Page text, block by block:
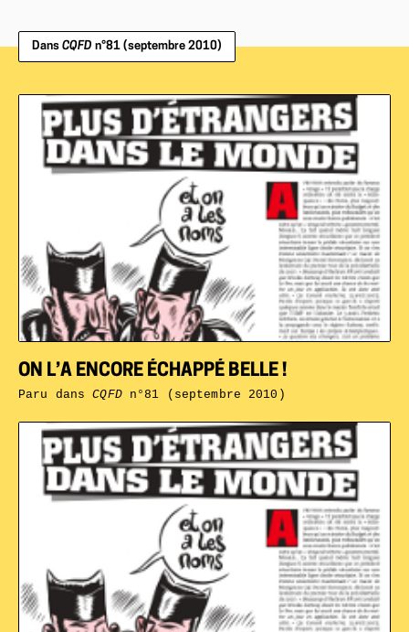
Dans CQFD n°81 (septembre 2010)
ON L’A ENCORE ÉCHAPPÉ BELLE !
Paru dansCQFDn°81 (septembre 2010)